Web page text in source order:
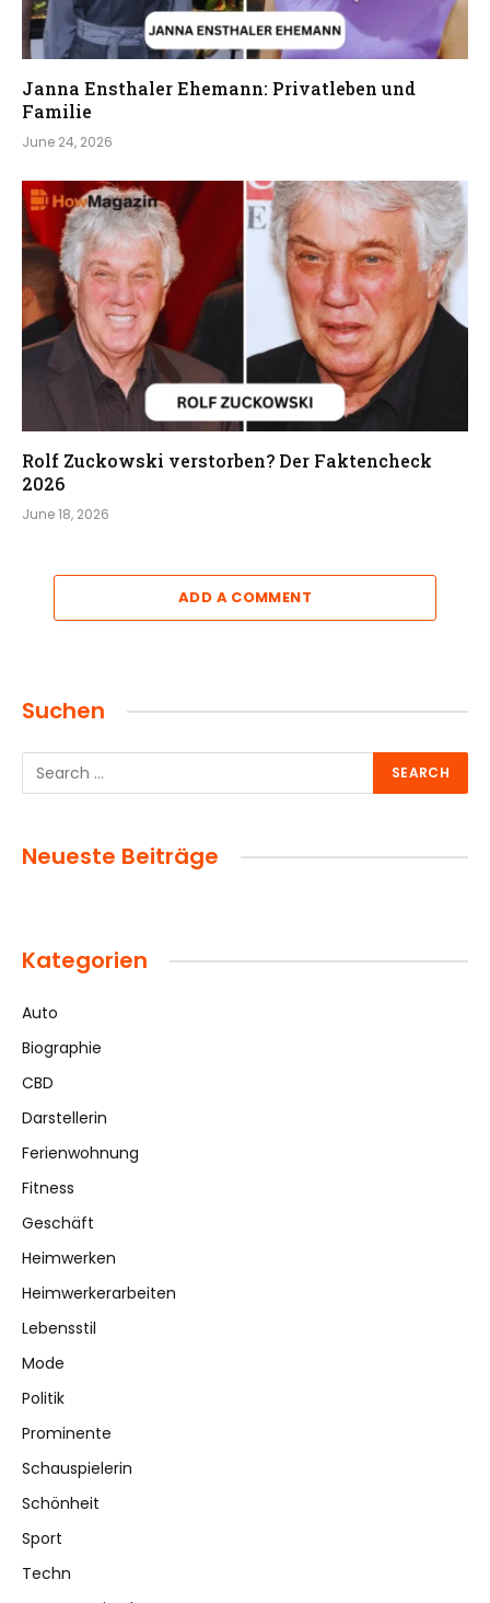
Janna Ensthaler Ehemann: Privatleben und
Familie
June 24, 2026
Rolf Zuckowski verstorben? Der Faktencheck
2026
June 18, 2026
ADD A COMMENT
Suchen
Neueste Beiträge
Kategorien
Auto
Biographie
CBD
Darstellerin
Ferienwohnung
Fitness
Geschäft
Heimwerken
Heimwerkerarbeiten
Lebensstil
Mode
Politik
Prominente
Schauspielerin
Schönheit
Sport
Techn